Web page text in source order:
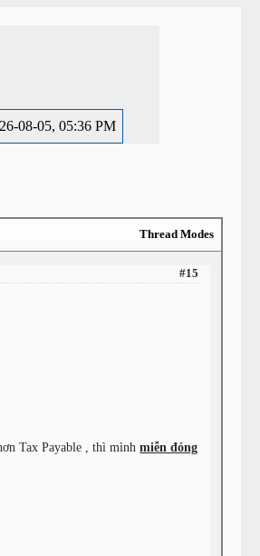
08-05, 05:36 PM
Thread Modes
#15
Tax Payable , thì mìnhmiễn đóng